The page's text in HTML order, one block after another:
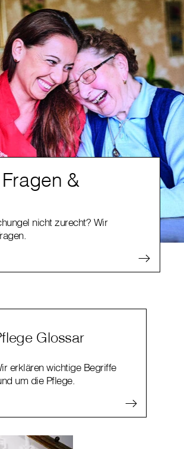
&
nicht zurecht? Wir
Glossar
erklären wichtige Begriffe
um die Pflege.